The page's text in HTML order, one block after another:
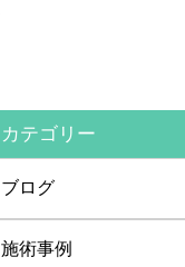
カテゴリー
ブログ
施術事例